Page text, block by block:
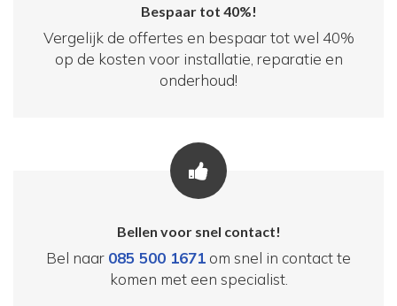
Bespaar tot 40%!
Vergelijk de offertes en bespaar tot wel 40%
op de kosten voor installatie, reparatie en
onderhoud!
Bellen voor snel contact!
Bel naar 085 500 1671 om snel in contact te
komen met een specialist.